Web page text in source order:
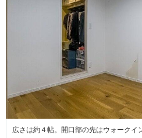
広さは約４帖。開口部の先はウォークイ